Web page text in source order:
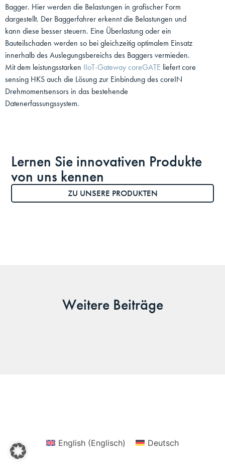
Bagger. Hier werden die Belastungen in grafischer Form
dargestellt. Der Baggerfahrer erkennt die Belastungen und
kann diese besser steuern. Eine Überlastung oder ein
Bauteilschaden werden so bei gleichzeitig optimalem Einsatz
innerhalb des Auslegungsbereichs des Baggers vermieden.
Mit dem leistungsstarken IIoT-Gateway coreGATE liefert core
sensing HKS auch die Lösung zur Einbindung des coreIN
Drehmomentsensors in das bestehende
Datenerfassungssystem.
Lernen Sie innovativen Produkte
von uns kennen
ZU UNSERE PRODUKTEN
Weitere Beiträge
English (Englisch) Deutsch